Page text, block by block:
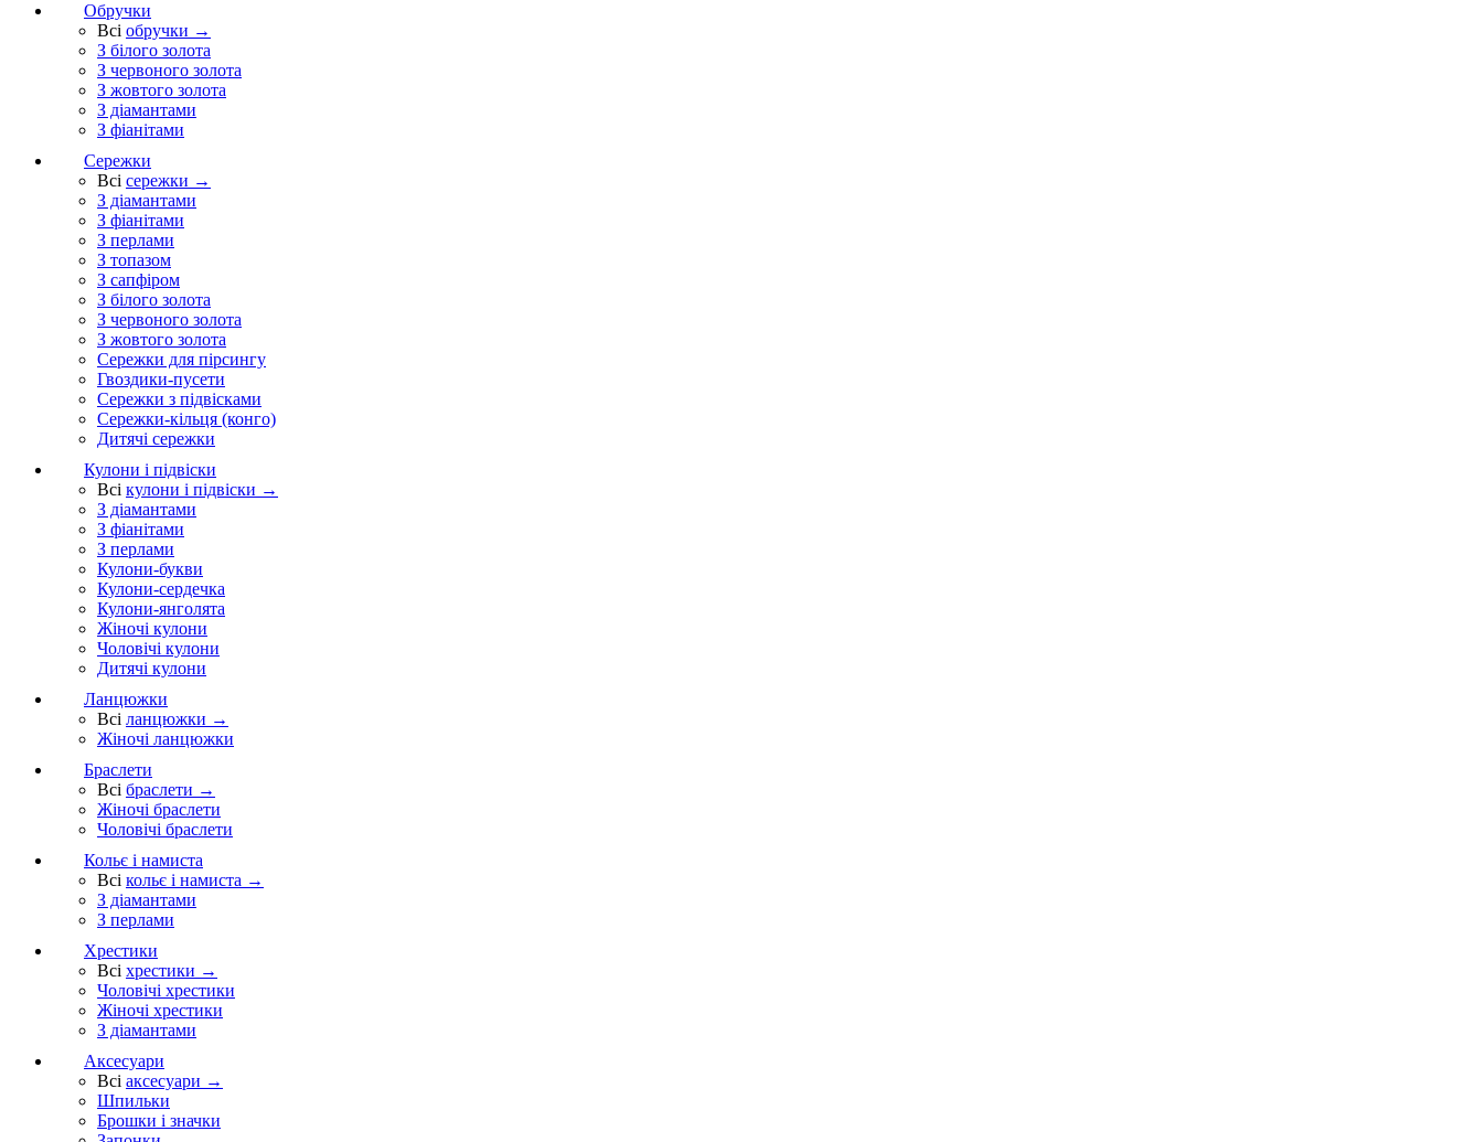
Обручки
Всі обручки →
З білого золота
З червоного золота
З жовтого золота
З діамантами
З фіанітами
Сережки
Всі сережки →
З діамантами
З фіанітами
З перлами
З топазом
З сапфіром
З білого золота
З червоного золота
З жовтого золота
Сережки для пірсингу
Гвоздики-пусети
Сережки з підвісками
Сережки-кільця (конго)
Дитячі сережки
Кулони і підвіски
Всі кулони і підвіски →
З діамантами
З фіанітами
З перлами
Кулони-букви
Кулони-сердечка
Кулони-янголята
Жіночі кулони
Чоловічі кулони
Дитячі кулони
Ланцюжки
Всі ланцюжки →
Жіночі ланцюжки
Браслети
Всі браслети →
Жіночі браслети
Чоловічі браслети
Кольє і намиста
Всі кольє і намиста →
З діамантами
З перлами
Хрестики
Всі хрестики →
Чоловічі хрестики
Жіночі хрестики
З діамантами
Аксесуари
Всі аксесуари →
Шпильки
Брошки і значки